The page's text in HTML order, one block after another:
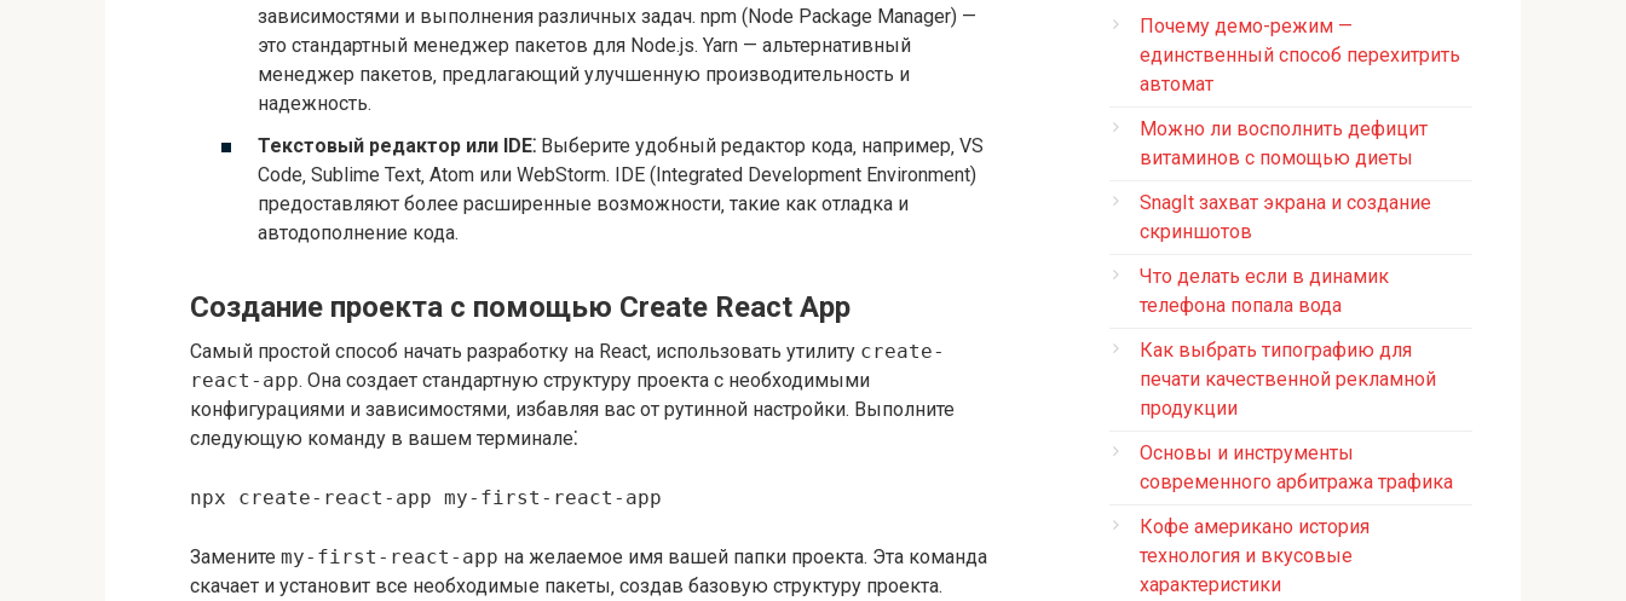
зависимостями и выполнения различных задач. npm (Node Package Manager) —
это стандартный менеджер пакетов для Node.js. Yarn — альтернативный
менеджер пакетов‚ предлагающий улучшенную производительность и
надежность.
Текстовый редактор или IDE⁚ Выберите удобный редактор кода‚ например‚ VS
Code‚ Sublime Text‚ Atom или WebStorm. IDE (Integrated Development Environment)
предоставляют более расширенные возможности‚ такие как отладка и
автодополнение кода.
Создание проекта с помощью Create React App
Самый простой способ начать разработку на React, использовать утилиту create-
react-app. Она создает стандартную структуру проекта с необходимыми
конфигурациями и зависимостями‚ избавляя вас от рутинной настройки. Выполните
следующую команду в вашем терминале⁚
npx create-react-app my-first-react-app
Замените my-first-react-app на желаемое имя вашей папки проекта. Эта команда
скачает и установит все необходимые пакеты‚ создав базовую структуру проекта.
Почему демо-режим —
единственный способ перехитрить
автомат
Можно ли восполнить дефицит
витаминов с помощью диеты
SnagIt захват экрана и создание
скриншотов
Что делать если в динамик
телефона попала вода
Как выбрать типографию для
печати качественной рекламной
продукции
Основы и инструменты
современного арбитража трафика
Кофе американо история
технология и вкусовые
характеристики